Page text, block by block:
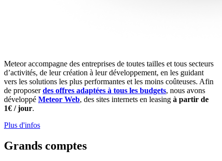
Meteor accompagne des entreprises de toutes tailles et tous secteurs
d’activités, de leur création à leur développement, en les guidant
vers les solutions les plus performantes et les moins coûteuses. Afin
de proposerdes offres adaptées à tous les budgets, nous avons
développé Meteor Web, des sites internets en leasing à partir de
1€ / jour.
Plus d'infos
Grands comptes